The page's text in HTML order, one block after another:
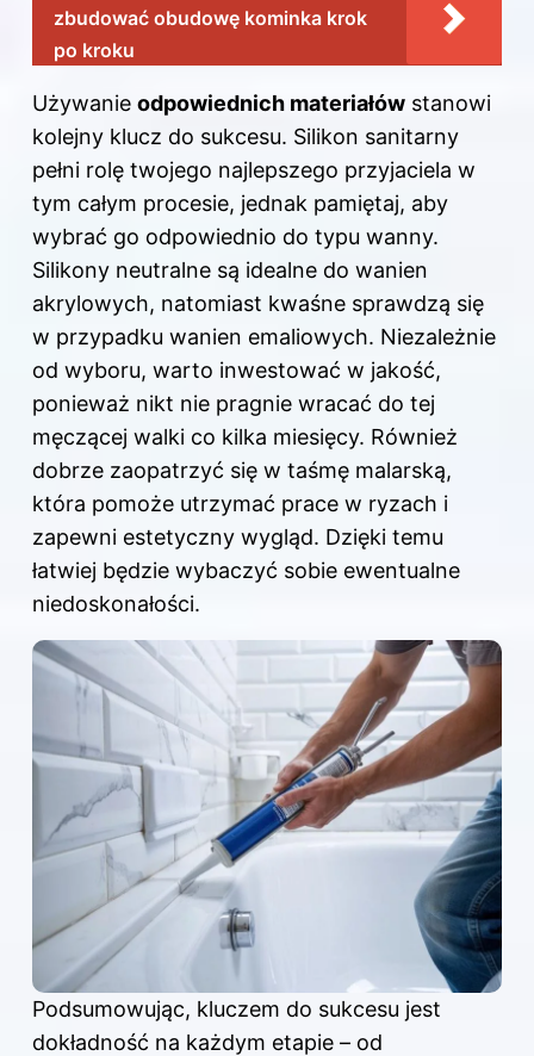
zbudować obudowę kominka krok
po kroku
Używanie odpowiednich materiałów stanowi
kolejny klucz do sukcesu. Silikon sanitarny
pełni rolę twojego najlepszego przyjaciela w
tym całym procesie, jednak pamiętaj, aby
wybrać go odpowiednio do typu wanny.
Silikony neutralne są idealne do wanien
akrylowych, natomiast kwaśne sprawdzą się
w przypadku wanien emaliowych. Niezależnie
od wyboru, warto inwestować w jakość,
ponieważ nikt nie pragnie wracać do tej
męczącej walki co kilka miesięcy. Również
dobrze zaopatrzyć się w taśmę malarską,
która pomoże utrzymać prace w ryzach i
zapewni estetyczny wygląd. Dzięki temu
łatwiej będzie wybaczyć sobie ewentualne
niedoskonałości.
Podsumowując, kluczem do sukcesu jest
dokładność na każdym etapie – od